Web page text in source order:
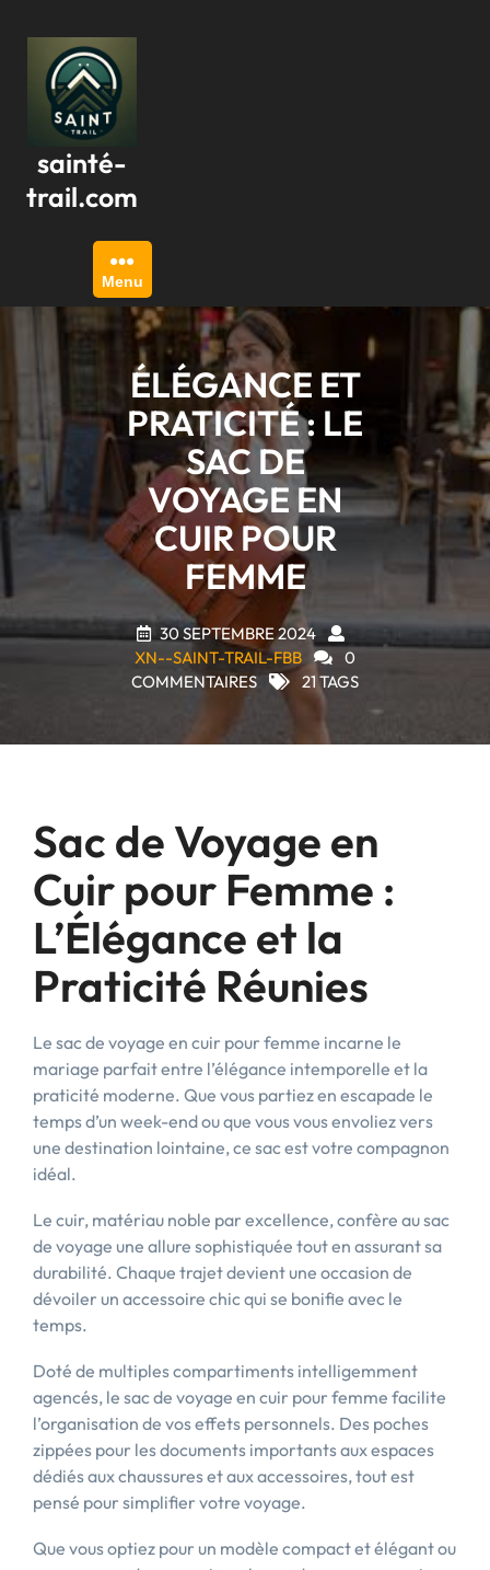
contenu
sainté-
trail.com
Menu
ÉLÉGANCE ET
PRATICITÉ : LE
SAC DE
VOYAGE EN
CUIR POUR
FEMME
30 SEPTEMBRE 2024
XN--SAINT-TRAIL-FBB
0
COMMENTAIRES
21 TAGS
Sac de Voyage en
Cuir pour Femme :
L’Élégance et la
Praticité Réunies
Le sac de voyage en cuir pour femme incarne le
mariage parfait entre l’élégance intemporelle et la
praticité moderne. Que vous partiez en escapade le
temps d’un week-end ou que vous vous envoliez vers
une destination lointaine, ce sac est votre compagnon
idéal.
Le cuir, matériau noble par excellence, confère au sac
de voyage une allure sophistiquée tout en assurant sa
durabilité. Chaque trajet devient une occasion de
dévoiler un accessoire chic qui se bonifie avec le
temps.
Doté de multiples compartiments intelligemment
agencés, le sac de voyage en cuir pour femme facilite
l’organisation de vos effets personnels. Des poches
zippées pour les documents importants aux espaces
dédiés aux chaussures et aux accessoires, tout est
pensé pour simplifier votre voyage.
Que vous optiez pour un modèle compact et élégant ou